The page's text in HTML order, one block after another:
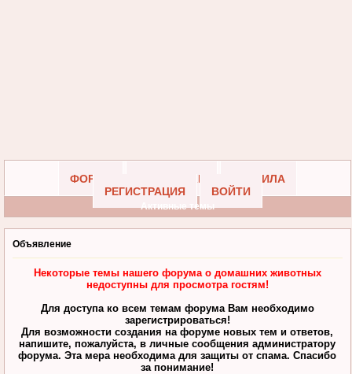
ФОРУМ УЧАСТНИКИ
ПРАВИЛА
РЕГИСТРАЦИЯ
ВОЙТИ
Активные темы
Объявление
Некоторые темы нашего форума о домашних животных
недоступны для просмотра гостям!
Для доступа ко всем темам форума Вам необходимо
зарегистрироваться!
Для возможности создания на форуме новых тем и ответов,
напишите, пожалуйста, в личные сообщения администратору
форума. Эта мера необходима для защиты от спама. Спасибо
за понимание!